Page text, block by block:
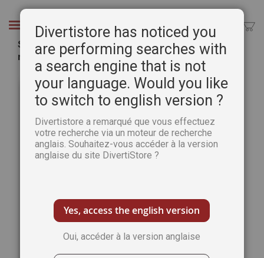
Chercher
Sudoku Banzaï numéro 16 - Avec 132 grilles
niveaux 5, 6 et 7
galerie
d’images
Divertistore has noticed you
are performing searches with
a search engine that is not
your language. Would you like
to switch to english version ?
Divertistore a remarqué que vous effectuez
votre recherche via un moteur de recherche
anglais. Souhaitez-vous accéder à la version
anglaise du site DivertiStore ?
Yes, access the english version
Oui, accéder à la version anglaise